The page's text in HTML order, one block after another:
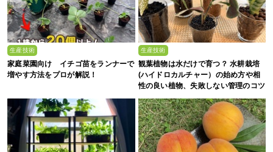
生産技術
家庭菜園向け イチゴ苗をランナーで
増やす方法をプロが解説！
生産技術
観葉植物は水だけで育つ？ 水耕栽培
(ハイドロカルチャー）の始め方や相
性の良い植物、失敗しない管理のコツ
まで徹底解説